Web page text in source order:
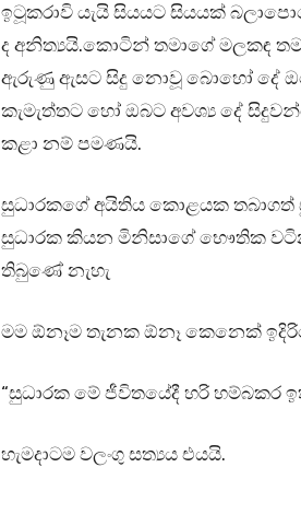
ඉටූකරාවි යැයි සියයට සියයක්
ද අනිත්‍යයි.කොටින් තමාගේ මලකඳ
ඇරුණු ඇසට සිදු නොවූ බොහෝ දේ
කැමැත්තට හෝ ඔබට අවශ්‍ය දේ
කළා නම් පමණයි.
සුධාරකගේ අයිතිය කොළයක තබාගත්
සුධාරක කියන මිනිසාගේ භෞතික
තිබුණේ නැහැ
මම ඕනෑම තැනක ඕනෑ කෙනෙක්
“සුධාරක මේ ජීවිතයේදී හරි හම්බකර
හැමදාටම වලංගු සත්‍යය එයයි.